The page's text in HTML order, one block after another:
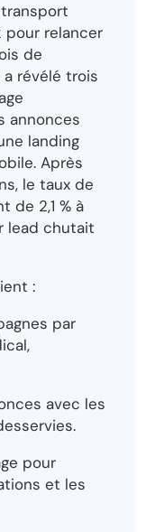
pour relancer
de
révélé trois
annonces
landing
Après
le taux de
de 2,1 % à
lead chutait
:
par
avec les
pour
et les